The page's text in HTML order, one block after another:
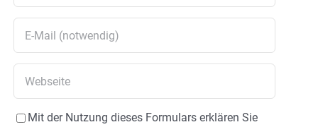
Mit der Nutzung dieses Formulars erklären Sie